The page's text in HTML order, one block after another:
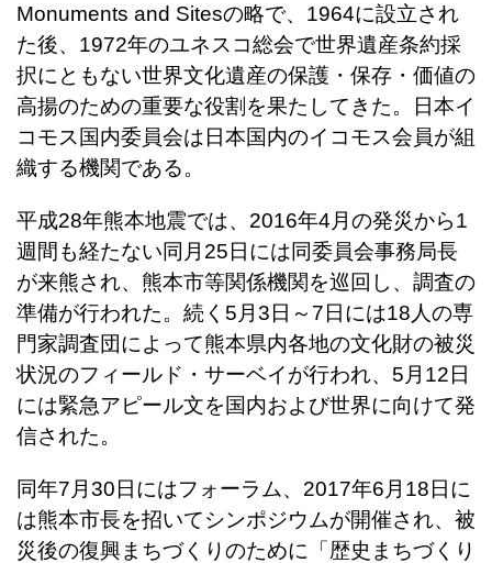
Monuments and Sitesの略で、1964に設立され
た後、1972年のユネスコ総会で世界遺産条約採
択にともない世界文化遺産の保護・保存・価値の
高揚のための重要な役割を果たしてきた。日本イ
コモス国内委員会は日本国内のイコモス会員が組
織する機関である。
平成28年熊本地震では、2016年4月の発災から1
週間も経たない同月25日には同委員会事務局長
が来熊され、熊本市等関係機関を巡回し、調査の
準備が行われた。続く5月3日～7日には18人の専
門家調査団によって熊本県内各地の文化財の被災
状況のフィールド・サーベイが行われ、5月12日
には緊急アピール文を国内および世界に向けて発
信された。
同年7月30日にはフォーラム、2017年6月18日に
は熊本市長を招いてシンポジウムが開催され、被
災後の復興まちづくりのために「歴史まちづくり